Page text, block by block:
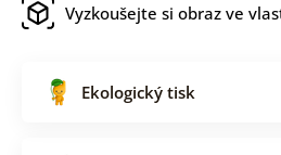
Vyzkoušejte si obraz ve
Ekologický tisk